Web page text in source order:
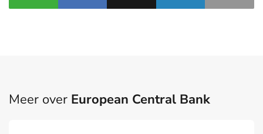
Meer over European Central Bank